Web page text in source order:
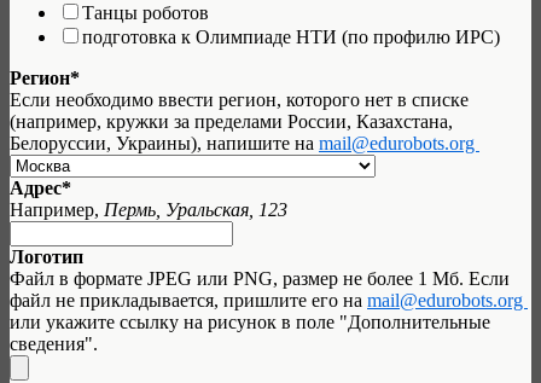
Танцы роботов
подготовка к Олимпиаде НТИ (по профилю ИРС)
Регион*
Если необходимо ввести регион, которого нет в списке
(например, кружки за пределами России, Казахстана,
Белоруссии, Украины), напишите на mail@edurobots.org
Адрес*
Например, Пермь, Уральская, 123
Логотип
Файл в формате JPEG или PNG, размер не более 1 Мб. Если
файл не прикладывается, пришлите его на mail@edurobots.org
или укажите ссылку на рисунок в поле "Дополнительные
сведения".